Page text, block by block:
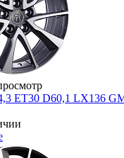
ET30 D60,1 LX136